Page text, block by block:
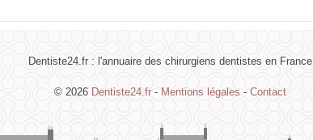
Dentiste24.fr : l'annuaire des chirurgiens dentistes en France
© 2026 Dentiste24.fr - Mentions légales - Contact